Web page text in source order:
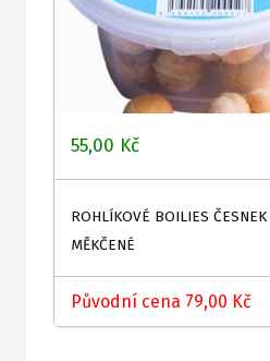
55,00 Kč
ROHLÍKOVÉ BOILIES
MĚKČENÉ
Původní cena 79,00 Kč